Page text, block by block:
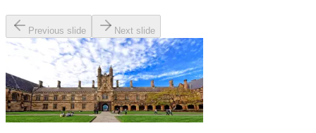
Previous slide Next slide